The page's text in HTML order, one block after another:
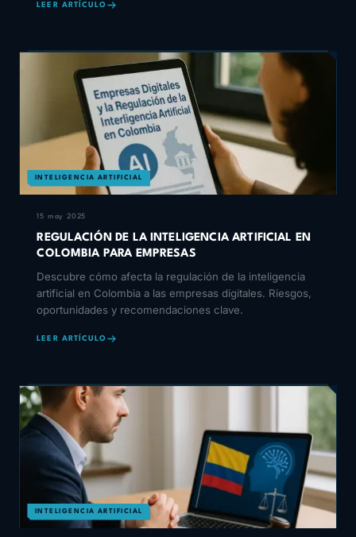
LEER ARTÍCULO
INTELIGENCIA ARTIFICIAL
15 may 2025
REGULACIÓN DE LA INTELIGENCIA ARTIFICIAL EN
COLOMBIA PARA EMPRESAS
Descubre cómo afecta la regulación de la inteligencia
artificial en Colombia a las empresas digitales. Riesgos,
oportunidades y recomendaciones clave.
LEER ARTÍCULO
INTELIGENCIA ARTIFICIAL